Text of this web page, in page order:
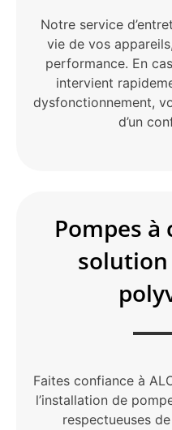
Notre service
vie de vos
performance. En
intervient
dysfonctionnement,
d’un
Pompes à
Faites confiance à
l’installation de
respectueuses